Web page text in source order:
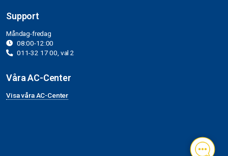
Support
Måndag-fredag
08:00-12:00
011-32 17 00, val 2
Våra AC-Center
Visa våra AC-Center